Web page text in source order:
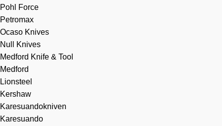
Pohl Force
Petromax
Ocaso Knives
Null Knives
Medford Knife & Tool
Medford
Lionsteel
Kershaw
Karesuandokniven
Karesuando